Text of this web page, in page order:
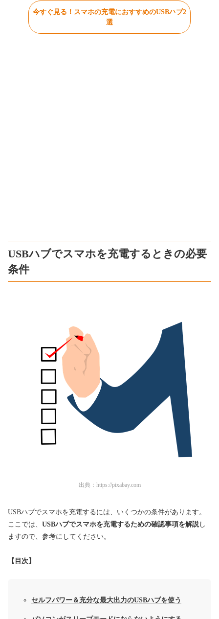
今すぐ見る！スマホの充電におすすめのUSBハブ2
選
USBハブでスマホを充電するときの必要
条件
出典： https://pixabay.com
USBハブでスマホを充電するには、いくつかの条件があります。
ここでは、 USBハブでスマホを充電するための確認事項を解説 し
ますので、参考にしてください。
【目次】
セルフパワー＆充分な最大出力のUSBハブを使う